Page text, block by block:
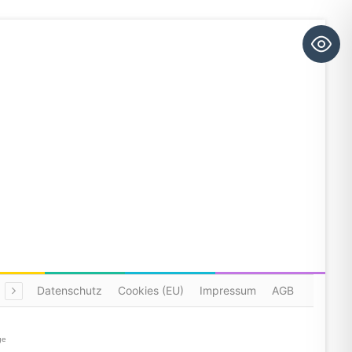
Datenschutz Cookies (EU) Impressum AGB